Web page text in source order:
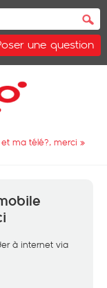
une question
ma télé?, merci »
à internet via